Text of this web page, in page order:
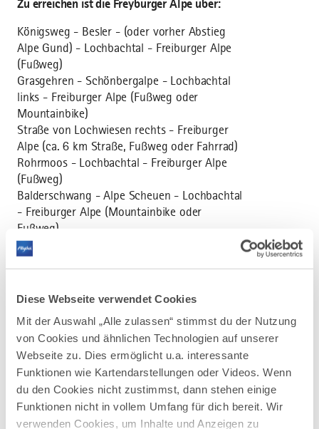
Diese Webseite verwendet Cookies
Mit der Auswahl „Alle zulassen“ stimmst du der Nutzung
von Cookies und ähnlichen Technologien auf unserer
Webseite zu. Dies ermöglicht u.a. interessante
Funktionen wie Kartendarstellungen oder Videos. Wenn
du den Cookies nicht zustimmst, dann stehen einige
Funktionen nicht in vollem Umfang für dich bereit. Wir
verwenden Cookies, um Inhalte und Anzeigen zu
Zu erreichen ist die Freyburger Alpe über:
Königsweg - Besler - (oder vorher Abstieg
Alpe Gund) - Lochbachtal - Freiburger Alpe
(Fußweg)
Grasgehren - Schönbergalpe - Lochbachtal
links - Freiburger Alpe (Fußweg oder
Mountainbike)
Straße von Lochwiesen rechts - Freiburger
Alpe (ca. 6 km Straße, Fußweg oder Fahrrad)
Rohrmoos - Lochbachtal - Freiburger Alpe
(Fußweg)
Balderschwang - Alpe Scheuen - Lochbachtal
- Freiburger Alpe (Mountainbike oder
Fußweg)
Öffnungszeiten